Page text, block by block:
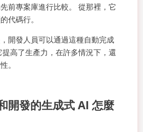
前專案庫進行比較。 從那裡，它
代碼行。
開發人員可以通過這種自動完成
高了生產力，在許多情況下，還
。
開發的生成式 AI 怎麼